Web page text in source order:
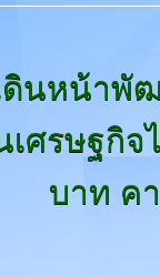
นหน้าพัฒ
ศรษฐกิจ
บาท ค